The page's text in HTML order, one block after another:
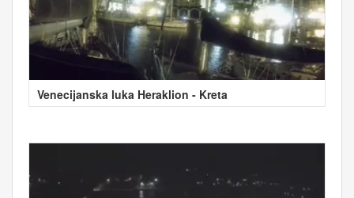
Venecijanska luka Heraklion - Kreta